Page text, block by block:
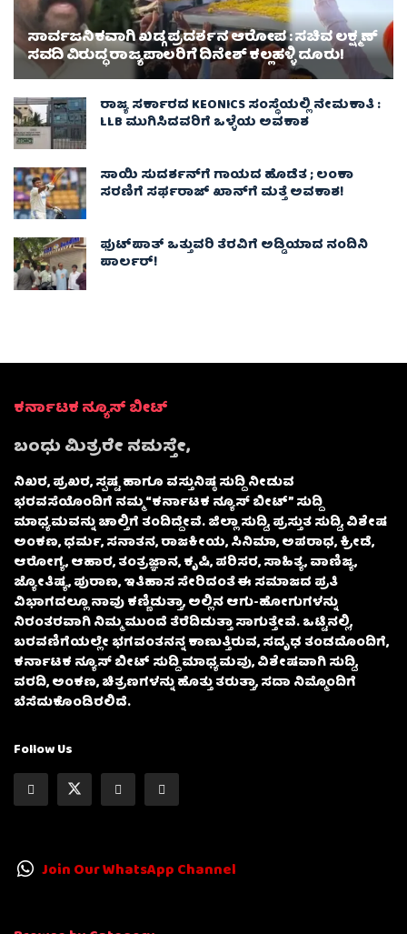
ಸಾರ್ವಜನಿಕವಾಗಿ ಖಡ್ಗ ಪ್ರದರ್ಶನ ಆರೋಪ : ಸಚಿವ ಲಕ್ಷ್ಮಣ್‌
ಸವದಿ ವಿರುದ್ಧ ರಾಜ್ಯಪಾಲರಿಗೆ ದಿನೇಶ್‌ ಕಲ್ಲಹಳ್ಳಿ ದೂರು!
ರಾಜ್ಯ ಸರ್ಕಾರದ KEONICS ಸಂಸ್ಥೆಯಲ್ಲಿ ನೇಮಕಾತಿ :
LLB ಮುಗಿಸಿದವರಿಗೆ ಒಳ್ಳೆಯ ಅವಕಾಶ
ಸಾಯಿ ಸುದರ್ಶನ್‌ಗೆ ಗಾಯದ ಹೊಡೆತ ; ಲಂಕಾ
ಸರಣಿಗೆ ಸರ್ಫರಾಜ್ ಖಾನ್‌ಗೆ ಮತ್ತೆ ಅವಕಾಶ!
ಫುಟ್‌ಪಾತ್ ಒತ್ತುವರಿ ತೆರವಿಗೆ ಅಡ್ಡಿಯಾದ ನಂದಿನಿ
ಪಾರ್ಲರ್!
ಕರ್ನಾಟಕ ನ್ಯೂಸ್ ಬೀಟ್
ಬಂಧು ಮಿತ್ರರೇ ನಮಸ್ತೇ,
ನಿಖರ, ಪ್ರಖರ, ಸ್ಪಷ್ಟ ಹಾಗೂ ವಸ್ತುನಿಷ್ಠ ಸುದ್ದಿ ನೀಡುವ
ಭರವಸೆಯೊಂದಿಗೆ ನಮ್ಮ “ಕರ್ನಾಟಕ ನ್ಯೂಸ್ ಬೀಟ್” ಸುದ್ದಿ
ಮಾಧ್ಯಮವನ್ನು ಚಾಲ್ತಿಗೆ ತಂದಿದ್ದೇವೆ. ಜಿಲ್ಲಾ ಸುದ್ದಿ, ಪ್ರಸ್ತುತ ಸುದ್ದಿ, ವಿಶೇಷ
ಅಂಕಣ, ಧರ್ಮ, ಸನಾತನ, ರಾಜಕೀಯ, ಸಿನಿಮಾ, ಅಪರಾಧ, ಕ್ರೀಡೆ,
ಆರೋಗ್ಯ, ಆಹಾರ, ತಂತ್ರಜ್ಞಾನ, ಕೃಷಿ, ಪರಿಸರ, ಸಾಹಿತ್ಯ, ವಾಣಿಜ್ಯ,
ಜ್ಯೋತಿಷ್ಯ, ಪುರಾಣ, ಇತಿಹಾಸ ಸೇರಿದಂತೆ ಈ ಸಮಾಜದ ಪ್ರತಿ
ವಿಭಾಗದಲ್ಲೂ ನಾವು ಕಣ್ಣಿಡುತ್ತಾ, ಅಲ್ಲಿನ ಆಗು-ಹೋಗುಗಳನ್ನು
ನಿರಂತರವಾಗಿ ನಿಮ್ಮ ಮುಂದೆ ತೆರೆದಿಡುತ್ತಾ ಸಾಗುತ್ತೇವೆ. ಒಟ್ಟಿನಲ್ಲಿ,
ಬರವಣಿಗೆಯಲ್ಲೇ ಭಗವಂತನನ್ನ ಕಾಣುತ್ತಿರುವ, ಸದೃಢ ತಂಡದೊಂದಿಗೆ,
ಕರ್ನಾಟಕ ನ್ಯೂಸ್ ಬೀಟ್ ಸುದ್ದಿ ಮಾಧ್ಯಮವು, ವಿಶೇಷವಾಗಿ ಸುದ್ದಿ,
ವರದಿ, ಅಂಕಣ, ಚಿತ್ರಣಗಳನ್ನು ಹೊತ್ತು ತರುತ್ತಾ, ಸದಾ ನಿಮ್ಮೊಂದಿಗೆ
ಬೆಸೆದುಕೊಂಡಿರಲಿದೆ.
Follow Us
Join Our WhatsApp Channel